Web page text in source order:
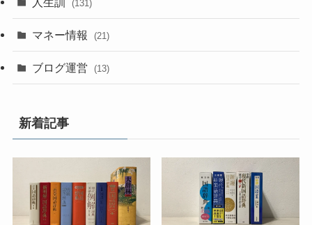
(131)
マネー情報 (21)
ブログ運営 (13)
新着記事